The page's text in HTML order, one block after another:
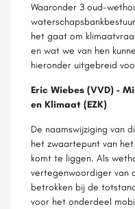
Waaronder 3 oud-
het gaat om
en wat we van hen
hieronder uitgebreid
Eric Wiebes (VVD) -
en Klimaat (EZK)
De naamswijziging van
het zwaartepunt van
komt te liggen. Als
vertegenwoordiger van
betrokken bij de
voor het onderdeel